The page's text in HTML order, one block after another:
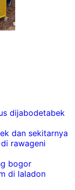
dijabodetabek
dan sekitarnya
rawageni
bogor
di laladon